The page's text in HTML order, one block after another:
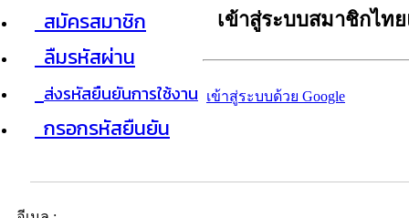
สมัครสมาชิก
ลืมรหัสผ่าน
ส่งรหัสยืนยันการใช้งาน
กรอกรหัสยืนยัน
เข้าสู่ระบบสมาชิกไท
เข้าสู่ระบบด้วย Google